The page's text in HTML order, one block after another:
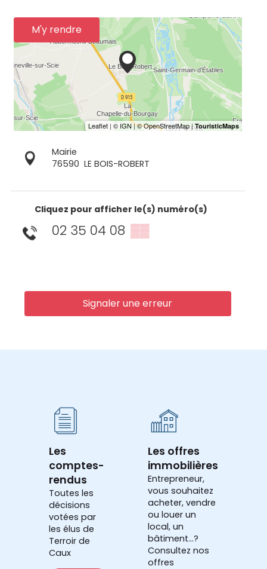
M'y rendre
Mairie
76590 LE BOIS-ROBERT
Cliquez pour afficher le(s) numéro(s)
02 35 04 08 ▒▒
Signaler une erreur
Les
comptes-
rendus
Toutes les
décisions
votées par
les élus de
Terroir de
Caux
Les offres
immobilières
Entrepreneur,
vous souhaitez
acheter, vendre
ou louer un
local, un
bâtiment...?
Consultez nos
offres